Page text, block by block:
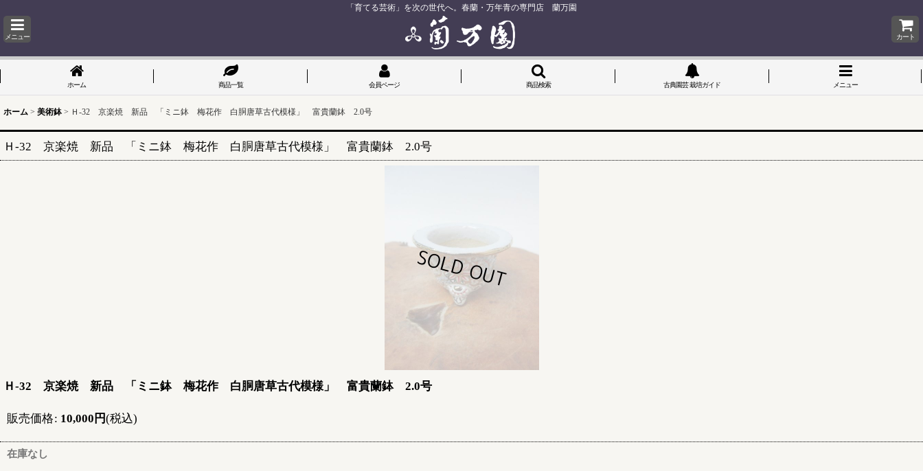
「育てる芸術」を次の世代へ。春蘭・万年青の専門店 蘭万園
メニュー カート
ホーム 商品一覧 会員ページ 商品検索 古典園芸 栽培ガイド メニュー
ホーム > 美術鉢 > Ｈ-32 京楽焼 新品 「ミニ鉢 梅花作 白胴唐草古代模様」 富貴蘭鉢 2.0号
Ｈ-32 京楽焼 新品 「ミニ鉢 梅花作 白胴唐草古代模様」 富貴蘭鉢 2.0号
Ｈ-32 京楽焼 新品 「ミニ鉢 梅花作 白胴唐草古代模様」 富貴蘭鉢 2.0号
販売価格: 10,000 円(税込)
在庫なし